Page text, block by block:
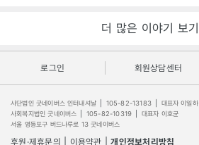
더 많은 이야기 보기
로그인 회원상담센터
사단법인 굿네이버스 인터내셔날 105-82-13183
대표자 이일하
사회복지법인 굿네이버스
105-82-10319
대표자 이호균
서울 영등포구 버드나루로 13 굿네이버스
후원·제휴문의 이용약관 개인정보처리방침